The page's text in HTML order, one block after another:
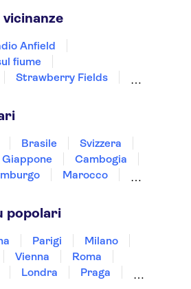
Anfield
fiume
Strawberry Fields
Vecchia di Edimburgo
di Londra
Londra
Brasile
Svizzera
Giappone
Cambogia
Marocco
Tunisia
popolari
Parigi
Milano
Vienna
Roma
Londra
Praga